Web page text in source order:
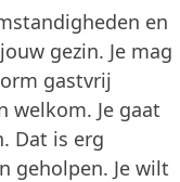
en
gezin. Je mag
gastvrij
welkom. Je gaat
Dat is erg
geholpen. Je wilt